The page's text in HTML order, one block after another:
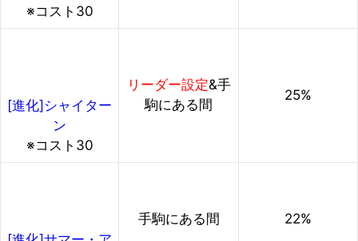
※コスト30
[進化]シャイター
ン
※コスト30
リーダー設定&手
駒にある間
25%
手駒にある間 22%